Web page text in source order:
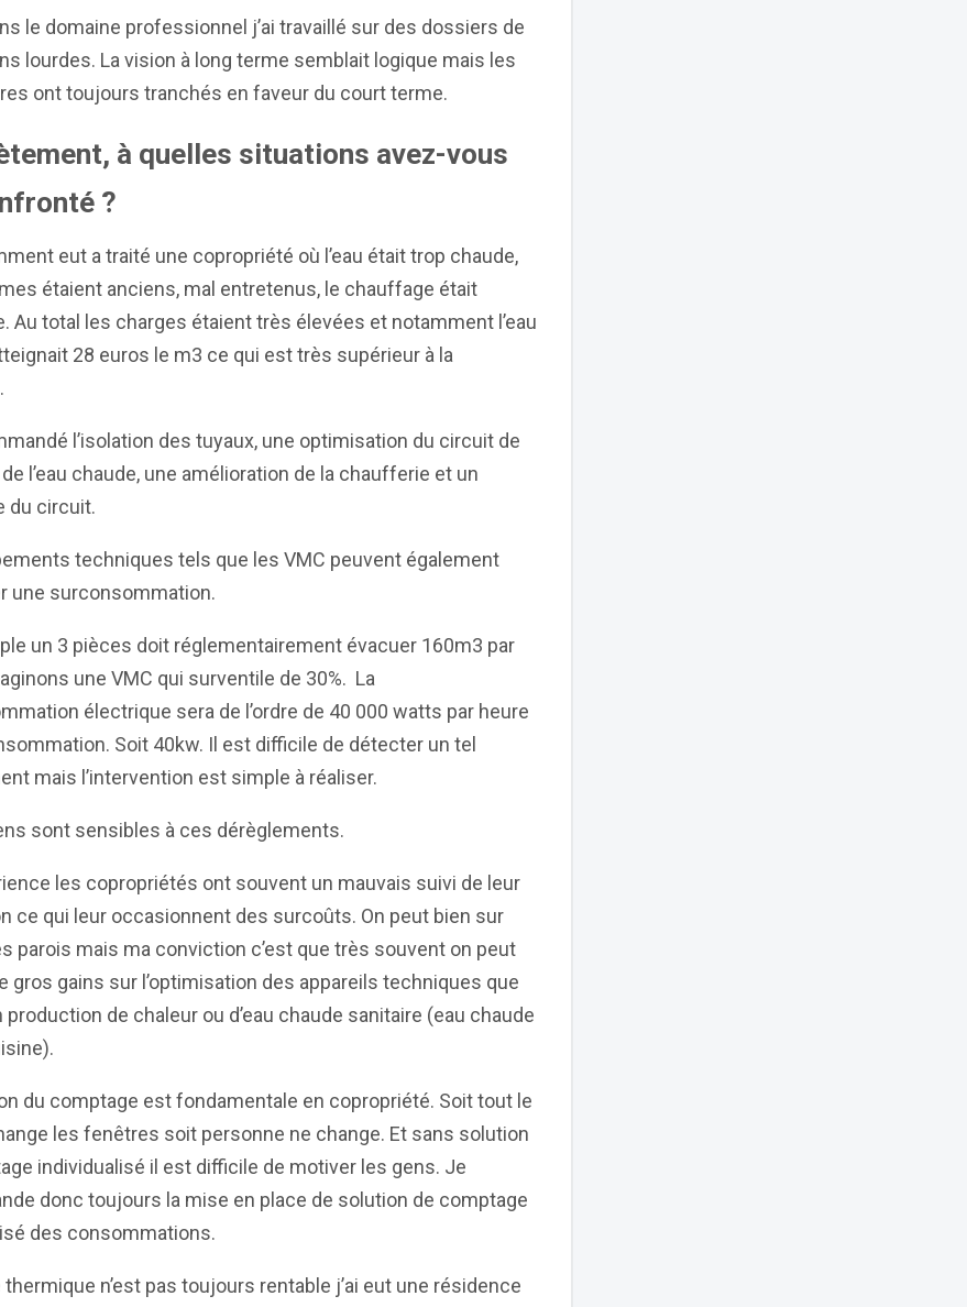
le domaine professionnel j’ai travaillé sur des dossiers de
lourdes. La vision à long terme semblait logique mais les
ont toujours tranchés en faveur du court terme.
à quelles situations avez-vous
?
eut a traité une copropriété où l’eau était trop chaude,
étaient anciens, mal entretenus, le chauffage était
Au total les charges étaient très élevées et notamment l’eau
28 euros le m3 ce qui est très supérieur à la
l’isolation des tuyaux, une optimisation du circuit de
l’eau chaude, une amélioration de la chaufferie et un
du circuit.
techniques tels que les VMC peuvent également
une surconsommation.
un 3 pièces doit réglementairement évacuer 160m3 par
une VMC qui surventile de 30%. La
électrique sera de l’ordre de 40 000 watts par heure
Soit 40kw. Il est difficile de détecter un tel
mais l’intervention est simple à réaliser.
sont sensibles à ces dérèglements.
les copropriétés ont souvent un mauvais suivi de leur
ce qui leur occasionnent des surcoûts. On peut bien sur
parois mais ma conviction c’est que très souvent on peut
gros gains sur l’optimisation des appareils techniques que
production de chaleur ou d’eau chaude sanitaire (eau chaude
du comptage est fondamentale en copropriété. Soit tout le
les fenêtres soit personne ne change. Et sans solution
individualisé il est difficile de motiver les gens. Je
donc toujours la mise en place de solution de comptage
des consommations.
thermique n’est pas toujours rentable j’ai eut une résidence